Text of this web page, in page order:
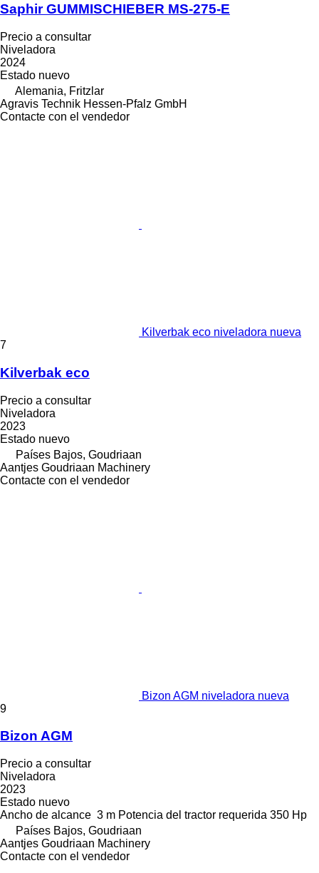
Saphir GUMMISCHIEBER MS-275-E
Precio a consultar
Niveladora
2024
Estado nuevo
Alemania, Fritzlar
Agravis Technik Hessen-Pfalz GmbH
Contacte con el vendedor
Kilverbak eco niveladora nueva
7
Kilverbak eco
Precio a consultar
Niveladora
2023
Estado nuevo
Países Bajos, Goudriaan
Aantjes Goudriaan Machinery
Contacte con el vendedor
Bizon AGM niveladora nueva
9
Bizon AGM
Precio a consultar
Niveladora
2023
Estado nuevo
Ancho de alcance 3 m Potencia del tractor requerida 350 Hp
Países Bajos, Goudriaan
Aantjes Goudriaan Machinery
Contacte con el vendedor